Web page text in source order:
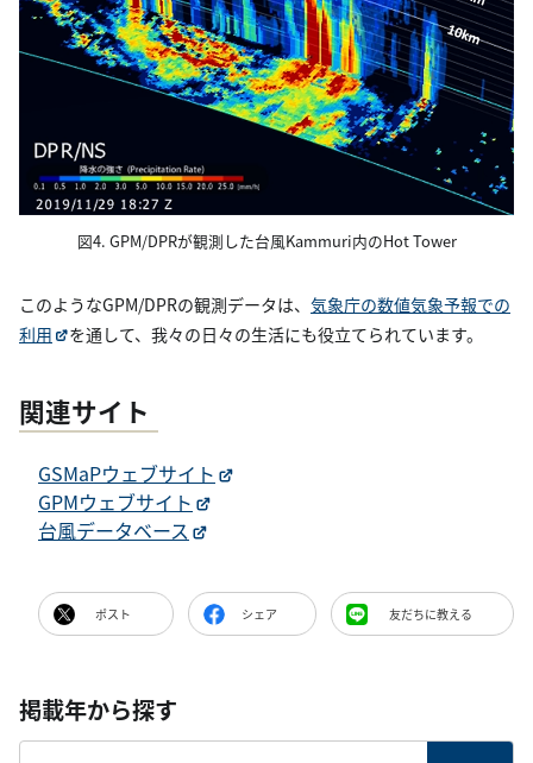
図4. GPM/DPRが観測した台風Kammuri内のHot Tower
このようなGPM/DPRの観測データは、 気象庁の数値気象予報での
利用
を通して、我々の日々の生活にも役立てられています。
関連サイト
GSMaPウェブサイト
GPMウェブサイト
台風データベース
ポスト シェア 友だちに教える
掲載年から探す